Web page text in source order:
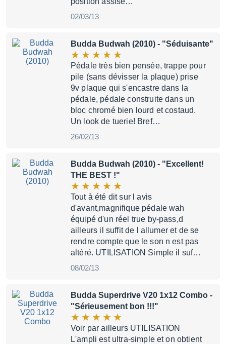
02/03/13
Budda Budwah (2010) - "Séduisante"
Pédale très bien pensée, trappe pour
pile (sans dévisser la plaque) prise
9v plaque qui s'encastre dans la
pédale, pédale construite dans un
bloc chromé bien lourd et costaud.
Un look de tuerie! Bref…
26/02/13
Budda Budwah (2010) - "Excellent!
THE BEST !"
Tout à été dit sur l avis
d'avant,magnifique pédale wah
équipé d'un réel true by-pass,d
ailleurs il suffit de l allumer et de se
rendre compte que le son n est pas
altéré. UTILISATION Simple il suf…
08/02/13
Budda Superdrive V20 1x12 Combo -
"Sérieusement bon !!!"
Voir par ailleurs UTILISATION
L'ampli est ultra-simple et on obtient